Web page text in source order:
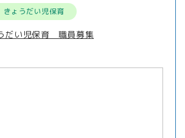
きょうだい児保育
だい児保育 職員募集